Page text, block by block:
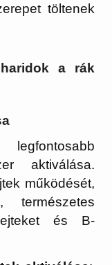
töltenek
a rák
aktiválása.
működését,
természetes
és B-